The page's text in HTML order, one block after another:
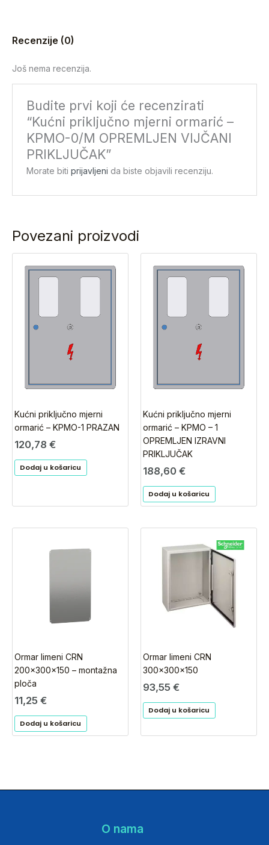
Recenzije (0)
Još nema recenzija.
Budite prvi koji će recenzirati
“Kućni priključno mjerni ormarić –
KPMO-0/M OPREMLJEN VIJČANI
PRIKLJUČAK”
Morate bitiprijavljeni da biste objavili recenziju.
Povezani proizvodi
Kućni priključno mjerni
ormarić – KPMO-1 PRAZAN
120,78 €
Dodaj u košaricu
Kućni priključno mjerni
ormarić – KPMO – 1
OPREMLJEN IZRAVNI
PRIKLJUČAK
188,60 €
Dodaj u košaricu
Ormar limeni CRN
200x300x150 – montažna
ploča
11,25 €
Dodaj u košaricu
Ormar limeni CRN
300x300x150
93,55 €
Dodaj u košaricu
O nama